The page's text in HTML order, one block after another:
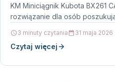
KM Miniciągnik Kubota BX261
rozwiązanie dla osób
3 minuty czytania 31 maja 2026
Czytaj więcej